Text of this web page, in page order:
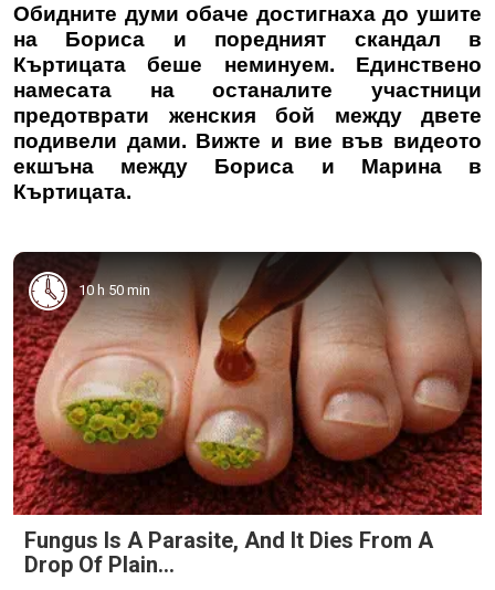
Обидните думи обаче достигнаха до ушите
на Бориса и поредният скандал в
Къртицата беше неминуем. Единствено
намесата на останалите участници
предотврати женския бой между двете
подивели дами. Вижте и вие във видеото
екшъна между Бориса и Марина в
Къртицата.
10 h 50 min
Fungus Is A Parasite, And It Dies From A
Drop Of Plain...